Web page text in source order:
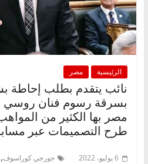
الرئيسية مصر
نائب يتقدم بطلب إحاطة
بسرقة رسوم فنان روسي
مصر بها الكثير من
طرح التصميمات عبر
6 يوليو، 2022 جورجي كوراسوف,